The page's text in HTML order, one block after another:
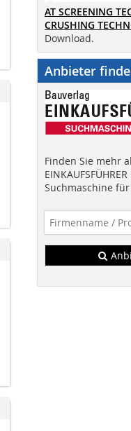
AT SCREENING
CRUSHING
Download.
Anbieter
Finden Sie mehr
Suchmaschine